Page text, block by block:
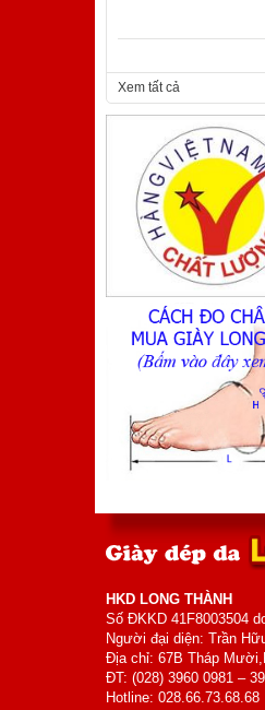
Giày nam
Mã sản phẩm:
Giá:800.000
Xem tất cả
HKD LONG THÀNH
Số ĐKKD 41F8003504
Người đại diện: Trần
Địa chỉ: 67B Tháp
ĐT: (028) 3960 0981 –
Hotline: